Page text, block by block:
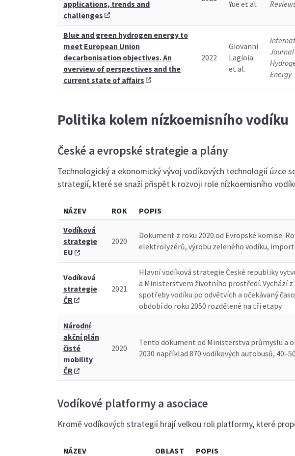
applications, trends and
challenges
Yue et al.
Blue and green hydrogen energy to
meet European Union
decarbonisation objectives. An
overview of perspectives and the
current state of affairs
2022
Giovanni
Lagioia
et al.
Energy
Politika kolem nízkoemisního vodíku
České a evropské strategie a plány
Technologický a ekonomický vývoj vodíkových technologií úzce
strategií, které se snaží přispět k rozvoji role nízkoemisního
NÁZEV ROK
POPIS
Vodíková
strategie
EU
2020
Dokument z roku 2020 od Evropské komise.
elektrolyzérů, výrobu zeleného vodíku,
Vodíková
strategie
ČR
2021
Hlavní vodíková strategie České republiky
a Ministerstvem životního prostředí. Vychází
spotřeby vodíku po odvětvích a očekávaný
období do roku 2050 rozdělené na tři etapy.
Národní
akční plán
čisté
mobility
ČR
2020
Tento dokument od Ministerstva průmyslu a
2030 například 870 vodíkových autobusů,
Vodíkové platformy a asociace
Kromě vodíkových strategií hrají velkou roli platformy, které
NÁZEV OBLAST
POPIS